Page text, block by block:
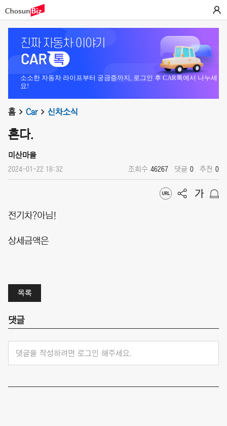
소소한 자동차 라이프부터 궁금증까지, 로그인 후 CAR톡에서 나누세
요!
홈 Car 신차소식
혼다.
미산마을
2024-01-22 18:32 조회수 46267 댓글 0 추천 0
전기차?아님!
상세금액은
목록
댓글
댓글을 작성하려면 로그인 해주세요.